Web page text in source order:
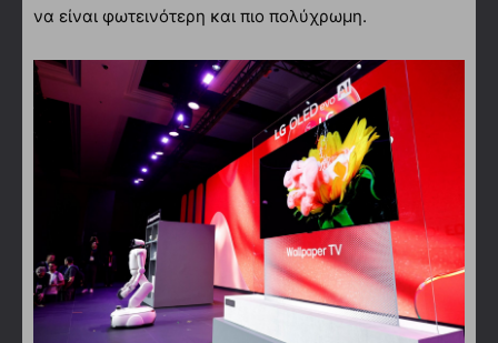
να είναι φωτεινότερη και πιο πολύχρωμη.